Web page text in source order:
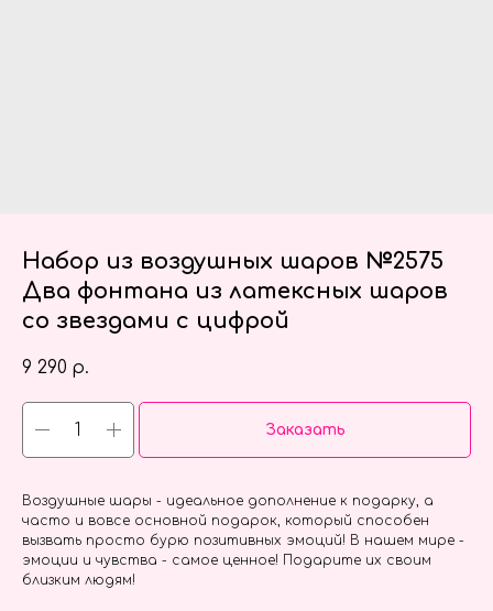
Набор из воздушных шаров №2575
Два фонтана из латексных шаров
со звездами с цифрой
9 290 р.
Заказать
Воздушные шары - идеальное дополнение к подарку, а
часто и вовсе основной подарок, который способен
вызвать просто бурю позитивных эмоций! В нашем мире -
эмоции и чувства - самое ценное! Подарите их своим
близким людям!